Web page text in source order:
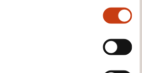
sont utiles à savoir